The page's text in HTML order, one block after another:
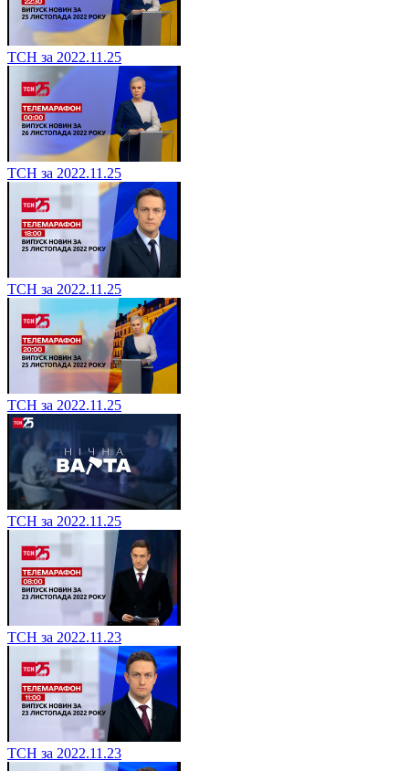
ТСН за 2022.11.25
ТСН за 2022.11.25
ТСН за 2022.11.25
ТСН за 2022.11.25
ТСН за 2022.11.25
ТСН за 2022.11.23
ТСН за 2022.11.23